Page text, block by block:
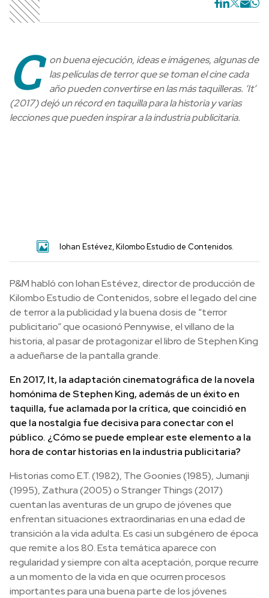
C
on buena ejecución, ideas e imágenes, algunas de
las películas de terror que se toman el cine cada
año pueden convertirse en las más taquilleras. ‘It’
(2017) dejó un récord en taquilla para la historia y varias
lecciones que pueden inspirar a la industria publicitaria.
Iohan Estévez, Kilombo Estudio de Contenidos.
P&M habló con Iohan Estévez, director de producción de
Kilombo Estudio de Contenidos, sobre el legado del cine
de terror a la publicidad y la buena dosis de “terror
publicitario” que ocasionó Pennywise, el villano de la
historia, al pasar de protagonizar el libro de Stephen King
a adueñarse de la pantalla grande.
En 2017, It, la adaptación cinematográfica de la novela
homónima de Stephen King, además de un éxito en
taquilla, fue aclamada por la crítica, que coincidió en
que la nostalgia fue decisiva para conectar con el
público. ¿Cómo se puede emplear este elemento a la
hora de contar historias en la industria publicitaria?
Historias como E.T. (1982), The Goonies (1985), Jumanji
(1995), Zathura (2005) o Stranger Things (2017)
cuentan las aventuras de un grupo de jóvenes que
enfrentan situaciones extraordinarias en una edad de
transición a la vida adulta. Es casi un subgénero de época
que remite a los 80. Esta temática aparece con
regularidad y siempre con alta aceptación, porque recurre
a un momento de la vida en que ocurren procesos
importantes para una buena parte de los jóvenes